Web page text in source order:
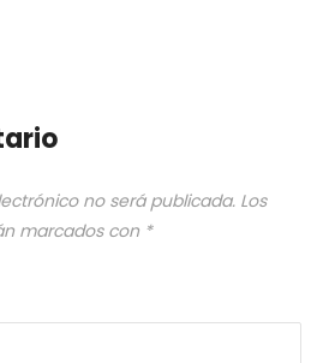
no será publicada. Los
marcados con *